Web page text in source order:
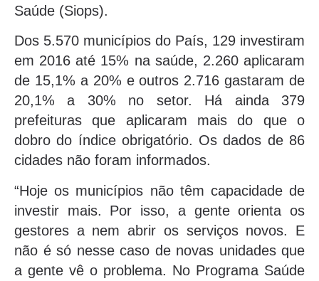
Saúde (Siops).
Dos 5.570 municípios do País, 129 investiram
em 2016 até 15% na saúde, 2.260 aplicaram
de 15,1% a 20% e outros 2.716 gastaram de
20,1% a 30% no setor. Há ainda 379
prefeituras que aplicaram mais do que o
dobro do índice obrigatório. Os dados de 86
cidades não foram informados.
“Hoje os municípios não têm capacidade de
investir mais. Por isso, a gente orienta os
gestores a nem abrir os serviços novos. E
não é só nesse caso de novas unidades que
a gente vê o problema. No Programa Saúde